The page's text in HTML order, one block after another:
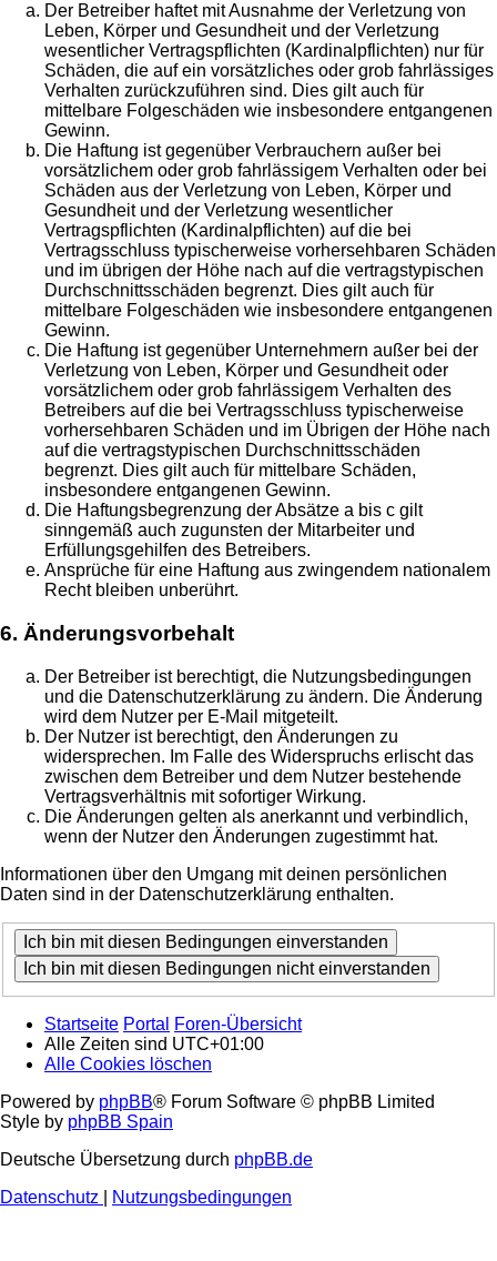
Der Betreiber haftet mit Ausnahme der Verletzung von
Leben, Körper und Gesundheit und der Verletzung
wesentlicher Vertragspflichten (Kardinalpflichten) nur für
Schäden, die auf ein vorsätzliches oder grob fahrlässiges
Verhalten zurückzuführen sind. Dies gilt auch für
mittelbare Folgeschäden wie insbesondere entgangenen
Gewinn.
Die Haftung ist gegenüber Verbrauchern außer bei
vorsätzlichem oder grob fahrlässigem Verhalten oder bei
Schäden aus der Verletzung von Leben, Körper und
Gesundheit und der Verletzung wesentlicher
Vertragspflichten (Kardinalpflichten) auf die bei
Vertragsschluss typischerweise vorhersehbaren Schäden
und im übrigen der Höhe nach auf die vertragstypischen
Durchschnittsschäden begrenzt. Dies gilt auch für
mittelbare Folgeschäden wie insbesondere entgangenen
Gewinn.
Die Haftung ist gegenüber Unternehmern außer bei der
Verletzung von Leben, Körper und Gesundheit oder
vorsätzlichem oder grob fahrlässigem Verhalten des
Betreibers auf die bei Vertragsschluss typischerweise
vorhersehbaren Schäden und im Übrigen der Höhe nach
auf die vertragstypischen Durchschnittsschäden
begrenzt. Dies gilt auch für mittelbare Schäden,
insbesondere entgangenen Gewinn.
Die Haftungsbegrenzung der Absätze a bis c gilt
sinngemäß auch zugunsten der Mitarbeiter und
Erfüllungsgehilfen des Betreibers.
Ansprüche für eine Haftung aus zwingendem nationalem
Recht bleiben unberührt.
6. Änderungsvorbehalt
Der Betreiber ist berechtigt, die Nutzungsbedingungen
und die Datenschutzerklärung zu ändern. Die Änderung
wird dem Nutzer per E-Mail mitgeteilt.
Der Nutzer ist berechtigt, den Änderungen zu
widersprechen. Im Falle des Widerspruchs erlischt das
zwischen dem Betreiber und dem Nutzer bestehende
Vertragsverhältnis mit sofortiger Wirkung.
Die Änderungen gelten als anerkannt und verbindlich,
wenn der Nutzer den Änderungen zugestimmt hat.
Informationen über den Umgang mit deinen persönlichen
Daten sind in der Datenschutzerklärung enthalten.
Startseite Portal Foren-Übersicht
Alle Zeiten sind UTC+01:00
Alle Cookies löschen
Powered by phpBB® Forum Software © phpBB Limited
Style by phpBB Spain
Deutsche Übersetzung durch phpBB.de
Datenschutz
Nutzungsbedingungen